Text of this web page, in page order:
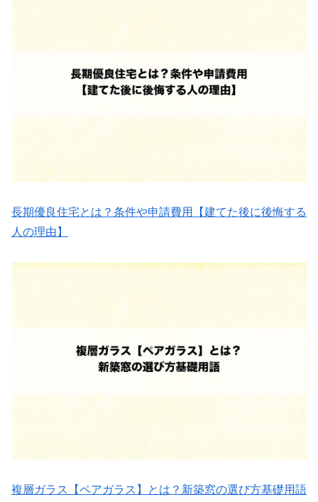
長期優良住宅とは？条件や申請費用【建てた後に後悔する
人の理由】
複層ガラス【ペアガラス】とは？新築窓の選び方基礎用語